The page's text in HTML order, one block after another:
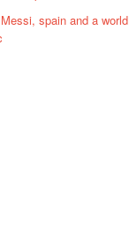
spain and a world